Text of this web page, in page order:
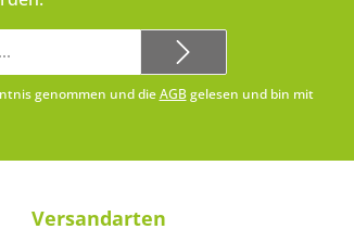
genommen und dieAGBgelesen und bin mit
Versandarten